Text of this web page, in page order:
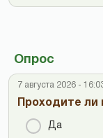
Опрос
7 августа 2026 -
Проходите
Да